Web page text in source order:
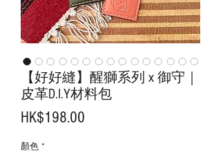
【好好縫】醒獅系列 x 御守｜
皮革D.I.Y材料包
HK$198.00
顏色 *